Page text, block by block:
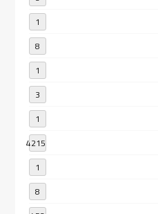
1
8
1
3
1
4215
1
8